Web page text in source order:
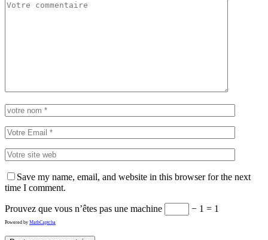
Save my name, email, and website in this browser for the next
time I comment.
Prouvez que vous n’êtes pas une machine − 1 = 1
Powered by MathCaptcha